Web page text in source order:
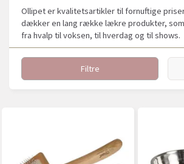
Ollipet er kvalitetsartikler til fornuftige
dækker en lang række lækre produkter,
fra hvalp til voksen, til hverdag og til shows.
Filtre